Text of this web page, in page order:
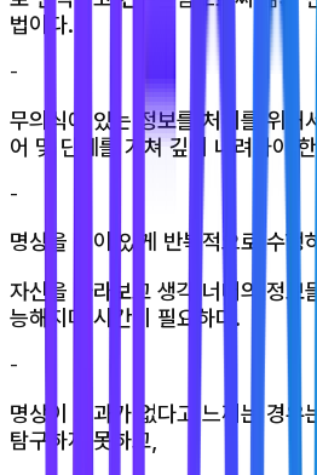
법이다.
-
무의식에 있는 정보를 처리를 위해
어 몇 단계를 거쳐 깊이 내려가야
-
명상을 깊이 있게 반복적으로 수행
자신을 바라보고 생각 너머의 정보
능해지며 시간이 필요하다.
-
명상이 효과가 없다고 느끼는 경우
탐구하지 못하고,